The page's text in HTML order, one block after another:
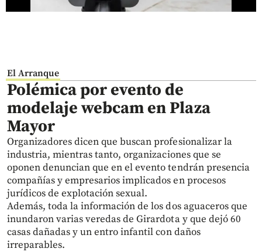
El Arranque
Polémica por evento de
modelaje webcam en Plaza
Mayor
Organizadores dicen que buscan profesionalizar la
industria, mientras tanto, organizaciones que se
oponen denuncian que en el evento tendrán presencia
compañías y empresarios implicados en procesos
jurídicos de explotación sexual.
Además, toda la información de los dos aguaceros que
inundaron varias veredas de Girardota y que dejó 60
casas dañadas y un entro infantil con daños
irreparables.